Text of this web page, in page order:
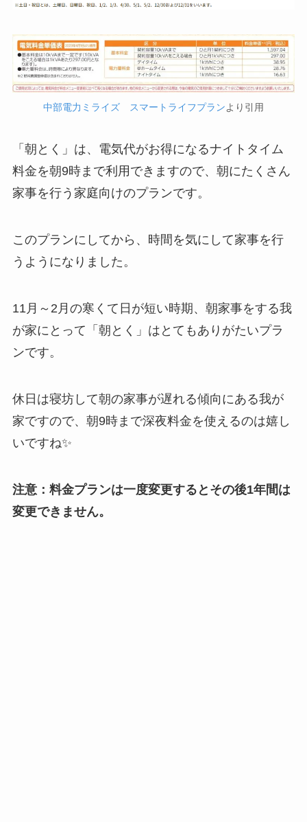
中部電力ミライズ スマートライフプランより引用
「朝とく」は、電気代がお得になるナイトタイム
料金を朝9時まで利用できますので、朝にたくさん
家事を行う家庭向けのプランです。
このプランにしてから、時間を気にして家事を行
うようになりました。
11月～2月の寒くて日が短い時期、朝家事をする我
が家にとって「朝とく」はとてもありがたいプラ
ンです。
休日は寝坊して朝の家事が遅れる傾向にある我が
家ですので、朝9時まで深夜料金を使えるのは嬉し
いですね✨
注意：料金プランは一度変更するとその後1年間は
変更できません。